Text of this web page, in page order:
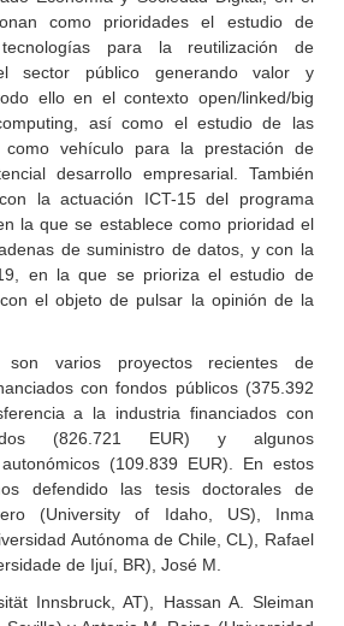
como prioridades el estudio de
para la reutilización de
sector público generando valor y
ello en el contexto open/linked/big
así como el estudio de las
como vehículo para la prestación de
desarrollo empresarial. También
la actuación ICT-15 del programa
la que se establece como prioridad el
de suministro de datos, y con la
en la que se prioriza el estudio de
el objeto de pulsar la opinión de la
son varios proyectos recientes de
con fondos públicos (375.392
a la industria financiados con
(826.721 EUR) y algunos
(109.839 EUR). En estos
defendido las tesis doctorales de
(University of Idaho, US), Inma
Autónoma de Chile, CL), Rafael
de Ijuí, BR), José M.
Innsbruck, AT), Hassan A. Sleiman